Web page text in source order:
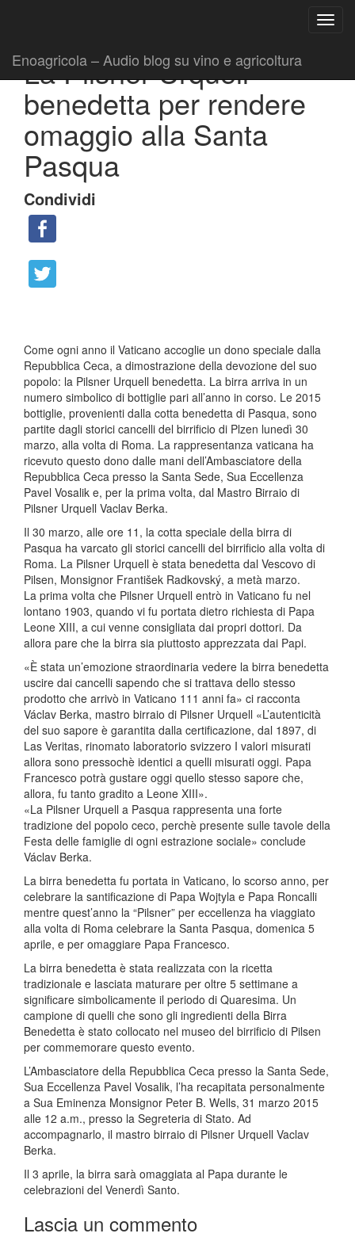
Enoagricola – Audio blog su vino e agricoltura
La Pilsner Urquell
benedetta per rendere
omaggio alla Santa
Pasqua
Condividi
Come ogni anno il Vaticano accoglie un dono speciale dalla
Repubblica Ceca, a dimostrazione della devozione del suo
popolo: la Pilsner Urquell benedetta. La birra arriva in un
numero simbolico di bottiglie pari all’anno in corso. Le 2015
bottiglie, provenienti dalla cotta benedetta di Pasqua, sono
partite dagli storici cancelli del birrificio di Plzen lunedì 30
marzo, alla volta di Roma. La rappresentanza vaticana ha
ricevuto questo dono dalle mani dell’Ambasciatore della
Repubblica Ceca presso la Santa Sede, Sua Eccellenza
Pavel Vosalik e, per la prima volta, dal Mastro Birraio di
Pilsner Urquell Vaclav Berka.
Il 30 marzo, alle ore 11, la cotta speciale della birra di
Pasqua ha varcato gli storici cancelli del birrificio alla volta di
Roma. La Pilsner Urquell è stata benedetta dal Vescovo di
Pilsen, Monsignor František Radkovský, a metà marzo.
La prima volta che Pilsner Urquell entrò in Vaticano fu nel
lontano 1903, quando vi fu portata dietro richiesta di Papa
Leone XIII, a cui venne consigliata dai propri dottori. Da
allora pare che la birra sia piuttosto apprezzata dai Papi.
«È stata un’emozione straordinaria vedere la birra benedetta
uscire dai cancelli sapendo che si trattava dello stesso
prodotto che arrivò in Vaticano 111 anni fa» ci racconta
Václav Berka, mastro birraio di Pilsner Urquell «L’autenticità
del suo sapore è garantita dalla certificazione, dal 1897, di
Las Veritas, rinomato laboratorio svizzero I valori misurati
allora sono pressochè identici a quelli misurati oggi. Papa
Francesco potrà gustare oggi quello stesso sapore che,
allora, fu tanto gradito a Leone XIII».
«La Pilsner Urquell a Pasqua rappresenta una forte
tradizione del popolo ceco, perchè presente sulle tavole della
Festa delle famiglie di ogni estrazione sociale» conclude
Václav Berka.
La birra benedetta fu portata in Vaticano, lo scorso anno, per
celebrare la santificazione di Papa Wojtyla e Papa Roncalli
mentre quest’anno la “Pilsner” per eccellenza ha viaggiato
alla volta di Roma celebrare la Santa Pasqua, domenica 5
aprile, e per omaggiare Papa Francesco.
La birra benedetta è stata realizzata con la ricetta
tradizionale e lasciata maturare per oltre 5 settimane a
significare simbolicamente il periodo di Quaresima. Un
campione di quelli che sono gli ingredienti della Birra
Benedetta è stato collocato nel museo del birrificio di Pilsen
per commemorare questo evento.
L’Ambasciatore della Repubblica Ceca presso la Santa Sede,
Sua Eccellenza Pavel Vosalik, l’ha recapitata personalmente
a Sua Eminenza Monsignor Peter B. Wells, 31 marzo 2015
alle 12 a.m., presso la Segreteria di Stato. Ad
accompagnarlo, il mastro birraio di Pilsner Urquell Vaclav
Berka.
Il 3 aprile, la birra sarà omaggiata al Papa durante le
celebrazioni del Venerdì Santo.
Lascia un commento